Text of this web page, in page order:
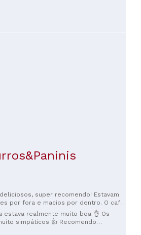
super confusas quando passam
estava uma delícia e gostei que fosse
super recomendo! Estavam
por fora e macios por dentro. O café
estava realmente muito boa 👌 Os
simpáticos 👍 Recomendo